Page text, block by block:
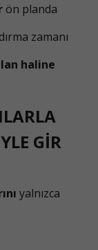
ön planda
zamanı
haline
GİR
yalnızca